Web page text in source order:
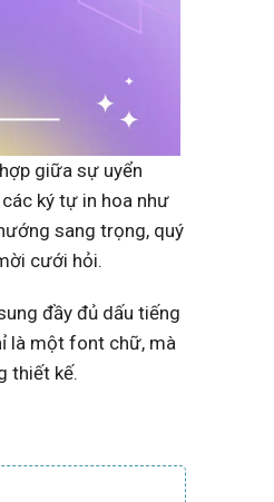
giữa sự uyển
ký tự in hoa như
sang trọng, quý
cưới hỏi.
đầy đủ dấu tiếng
là một font chữ, mà
thiết kế.